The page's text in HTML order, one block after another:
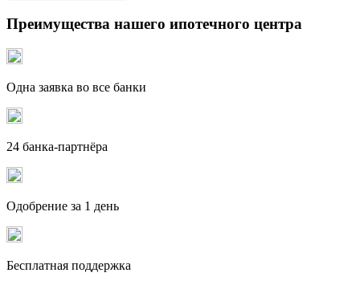
Преимущества нашего ипотечного центра
Одна заявка во все банки
24 банка-партнёра
Одобрение за 1 день
Бесплатная поддержка